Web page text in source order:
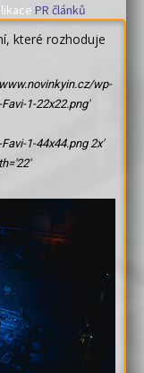
PR článků
které rozhoduje
wp-
1-22x22.png'
1-44x44.png 2x'